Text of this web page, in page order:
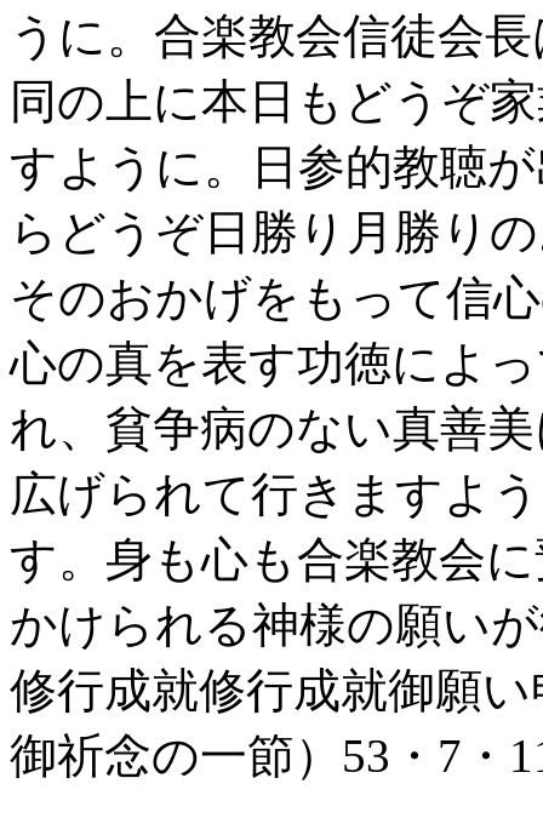
うに。合楽教会信徒会
同の上に本日もどうぞ
すように。日参的教聴
らどうぞ日勝り月勝り
そのおかげをもって信
心の真を表す功徳によ
れ、貧争病のない真善
広げられて行きますよ
す。身も心も合楽教会
かけられる神様の願い
修行成就修行成就御願
御祈念の一節）53・7・